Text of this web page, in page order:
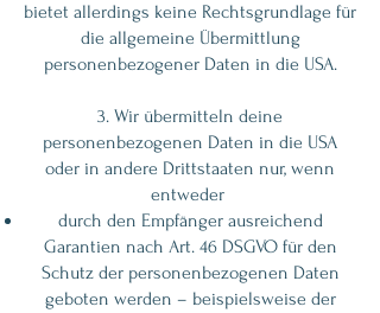
bietet allerdings keine Rechtsgrundlage für
die allgemeine Übermittlung
personenbezogener Daten in die USA.
3. Wir übermitteln deine
personenbezogenen Daten in die USA
oder in andere Drittstaaten nur, wenn
entweder
durch den Empfänger ausreichend
Garantien nach Art. 46 DSGVO für den
Schutz der personenbezogenen Daten
geboten werden – beispielsweise der